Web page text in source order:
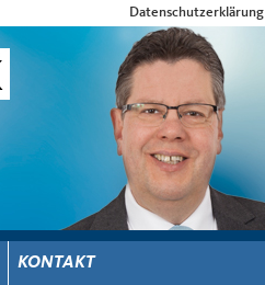
Datenschutzerklärung
KONTAKT